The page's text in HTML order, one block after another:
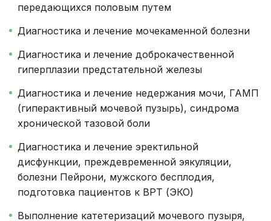
передающихся половым путем
Диагностика и лечение мочекаменной болезни
Диагностика и лечение доброкачественной
гиперплазии предстательной железы
Диагностика и лечение недержания мочи, ГАМП
(гиперактивный мочевой пузырь), синдрома
хронической тазовой боли
Диагностика и лечение эректильной
дисфункции, преждевременной эякуляции,
болезни Пейрони, мужского бесплодия,
подготовка пациентов к ВРТ (ЭКО)
Выполнение катетеризаций мочевого пузыря,